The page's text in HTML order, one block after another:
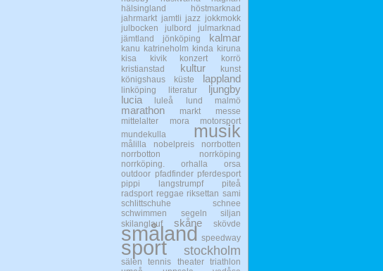
hälsingland
höstmarknad
jahrmarkt jamtli jazz jokkmokk
julbocken
julbord
julmarknad
jämtland
jönköping kalmar
kanu katrineholm kinda
kiruna
kisa
kivik konzert
korrö
kristianstad
kultur
kunst
königshaus
küste lappland
linköping literatur
ljungby
lucia
luleå lund malmö
marathon markt
messe
mittelalter
mora
motorsport
mundekulla
musik
målilla nobelpreis
norrbotten
norrbotton
norrköping
norrköping.
orhalla
orsa
outdoor pfadfinder pferdesport
pippi langstrumpf
piteå
radsport reggae riksettan sami
schlittschuhe
schnee
schwimmen
segeln
siljan
skilanglauf
skåne skövde
småland speedway
sport stockholm
sälen tennis theater
triathlon